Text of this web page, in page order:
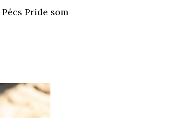
Pride som